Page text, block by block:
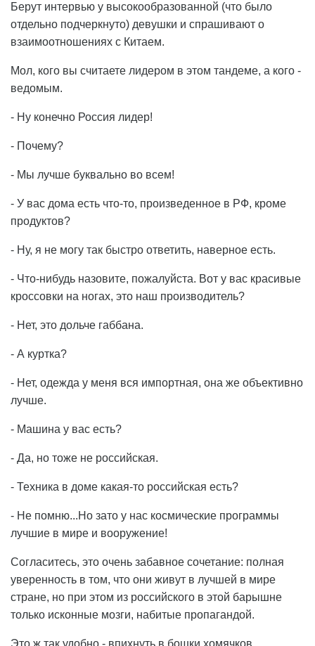
Берут интервью у высокообразованной (что было
отдельно подчеркнуто) девушки и спрашивают о
взаимоотношениях с Китаем.
Мол, кого вы считаете лидером в этом тандеме, а кого -
ведомым.
- Ну конечно Россия лидер!
- Почему?
- Мы лучше буквально во всем!
- У вас дома есть что-то, произведенное в РФ, кроме
продуктов?
- Ну, я не могу так быстро ответить, наверное есть.
- Что-нибудь назовите, пожалуйста. Вот у вас красивые
кроссовки на ногах, это наш производитель?
- Нет, это дольче габбана.
- А куртка?
- Нет, одежда у меня вся импортная, она же объективно
лучше.
- Машина у вас есть?
- Да, но тоже не российская.
- Техника в доме какая-то российская есть?
- Не помню...Но зато у нас космические программы
лучшие в мире и вооружение!
Согласитесь, это очень забавное сочетание: полная
уверенность в том, что они живут в лучшей в мире
стране, но при этом из российского в этой барышне
только исконные мозги, набитые пропагандой.